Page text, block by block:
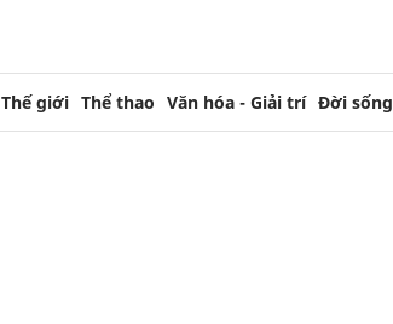
Thế giới Thể thao Văn hóa - Giải trí Đời sống